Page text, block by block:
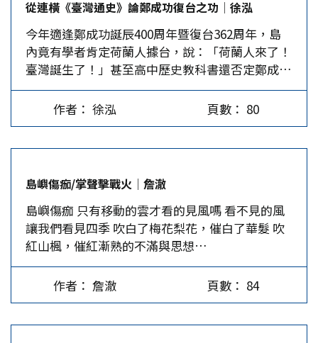
解了國家的大政方針，和改革開放的重大舉措，以
及全國上下為實現中華民族偉大復興而努力的精神
面貌。列席代表除了可各自提出建議外，我們還形
成了二個集體提案：一是要求全國政協恢復華僑階
別提案；二是建立兩岸和平統一基金會。 2003年
浙江省政協第九屆第一次會議召開，我被聘為委
員，也是海外30多位列席委員中唯一被聘的委員。
後的總結指導發言。我有機會代表華僑委員發言，
現在回憶起來依然激動。…
年，來台灣後竟然變成女漢子了！」 寫而優投入
影像創作…
10月25日聯合國大會通過第2758號決議，國府成
為非法政權；在島內，蔣介石自知生命即將結束，
想把權力轉移給蔣經國，後者勢必要對台灣本土地
方派系做出妥協。當年我和淡江的同學都能感覺到
台灣即將有大變動。果然，台灣當局進行了一系列
鎮壓（文星雜誌及大學雜誌被關、台大發生哲學系
事件），全省各個大學都安靜下來，但淡江大學卻
民解放陣線」案。 其實，當年在淡江大學發生的
一系列事件，其規模還不能稱之為「學生運動」，
只能說是「對國民黨戒嚴體制不順服的一些人所進
行的反抗活動」，參與者包括兩種人。一是王津平
老師，年輕的他從美國帶回來一些保釣運動、社會
主義、台灣歷史的資訊，影響了一些學生。二是淡
江的時事研習社，前後任社長是宋東文和蔡裕榮。
該學生社團除自我學習外，也接受了王老師的指
從連橫《臺灣通史》論鄭成功復台之功│徐泓
今年適逢鄭成功誕辰400周年暨復台362周年，島
內竟有學者肯定荷蘭人據台，說：「荷蘭人來了！
臺灣誕生了！」甚至高中歷史教科書還否定鄭成功
是「復台民族英雄」，撻伐他是「入侵者」。值此
歷史是非混淆之際，重讀百年之前，連橫雅堂先生
著述的《臺灣通史》，其意義極為重大。 當連橫
氣，使臺灣同胞牢記「臺灣之人，中國人也。」臺
灣三百年來歷史，乃我漢民族之移民開拓史，非日
寇得而拒之，乃當時之急務。臺灣舊有史書，多已
散佚，其存者又多謬誤粗漏，甚至有乖民族大義
者。因此，一部國人自撰之新臺灣史極其需要。連
橫先生乃秉其先人之懿德與其幼時之志，「昭告神
明，發誓述作」，以十年功夫，於1918年撰成《臺
灣通史》。體例仿《史記》，為紀四，志二十四，
作者： 徐泓 頁數： 80
島嶼傷痂/掌聲擊戰火│詹澈
島嶼傷痂 只有移動的雲才看的見風嗎 看不見的風
讓我們看見四季 吹白了梅花梨花，催白了華髮 吹
紅山楓，催紅漸熟的不滿與思想…
作者： 詹澈 頁數： 84